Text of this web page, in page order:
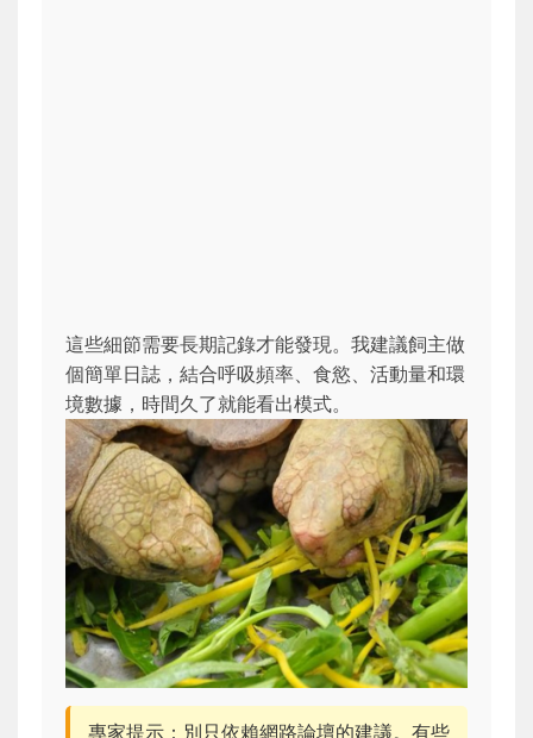
這些細節需要長期記錄才能發現。我建議飼主做
個簡單日誌，結合呼吸頻率、食慾、活動量和環
境數據，時間久了就能看出模式。
專家提示：別只依賴網路論壇的建議。有些